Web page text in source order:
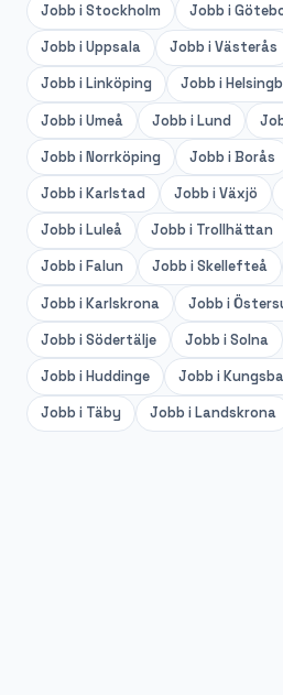
Jobb iStockholm Jobb i
Jobb iUppsala Jobb iVästerås
Jobb iLinköping Jobb i
Jobb iUmeå Jobb iLund
Jobb iNorrköping Jobb iBorås
Jobb iKarlstad Jobb iVäxjö
Jobb iLuleå Jobb i Trollhättan
Jobb iFalun Jobb iSkellefteå
Jobb iKarlskrona Jobb i
Jobb iSödertälje Jobb iSolna
Jobb iHuddinge Jobb i
Jobb i Täby Jobb iLandskrona